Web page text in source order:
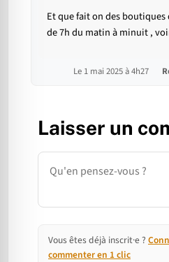
Et que fait on des
de 7h du matin à minuit ,
Le 1 mai 2025 à 4h27
Laisser un
Commentaire
Vous êtes déjà inscrit·e ?
commenter en 1 clic